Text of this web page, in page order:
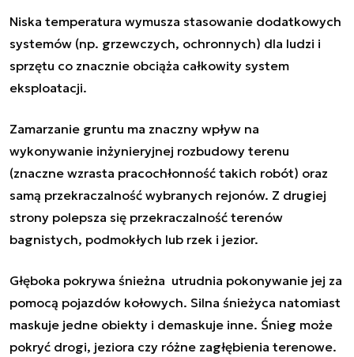
Niska temperatura wymusza stasowanie dodatkowych
systemów (np. grzewczych, ochronnych) dla ludzi i
sprzętu co znacznie obciąża całkowity system
eksploatacji.
Zamarzanie gruntu ma znaczny wpływ na
wykonywanie inżynieryjnej rozbudowy terenu
(znaczne wzrasta pracochłonność takich robót) oraz
samą przekraczalność wybranych rejonów. Z drugiej
strony polepsza się przekraczalność terenów
bagnistych, podmokłych lub rzek i jezior.
Głęboka pokrywa śnieżna utrudnia pokonywanie jej za
pomocą pojazdów kołowych. Silna śnieżyca natomiast
maskuje jedne obiekty i demaskuje inne. Śnieg może
pokryć drogi, jeziora czy różne zagłębienia terenowe.